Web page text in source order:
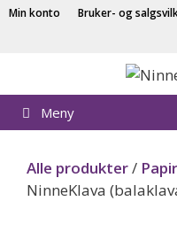
Hopp
Min konto Bruker- og
Meny
Alle produkter/
NinneKlava